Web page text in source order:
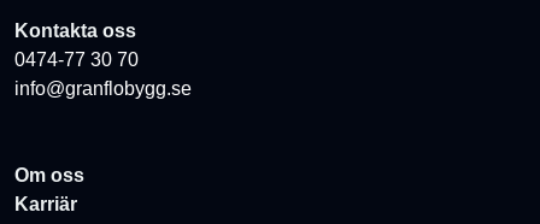
Kontakta oss
0474-77 30 70
info@granflobygg.se
Om oss
Karriär